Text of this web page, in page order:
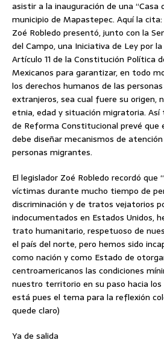
asistir a la inauguración de una “Casa
municipio de Mapastepec. Aquí la cita:
Zoé Robledo presentó, junto con la
del Campo, una Iniciativa de Ley por
Artículo 11 de la Constitución Política
Mexicanos para garantizar, en todo
los derechos humanos de las
extranjeros, sea cual fuere su origen,
etnia, edad y situación migratoria.
de Reforma Constitucional prevé que
debe diseñar mecanismos de
personas migrantes.
El legislador Zoé Robledo recordó que
víctimas durante mucho tiempo de
discriminación y de tratos vejatorios
indocumentados en Estados Unidos,
trato humanitario, respetuoso de
el país del norte, pero hemos sido
como nación y como Estado de
centroamericanos las condiciones
nuestro territorio en su paso hacia los
está pues el tema para la reflexión
quede claro)
Ya de salida